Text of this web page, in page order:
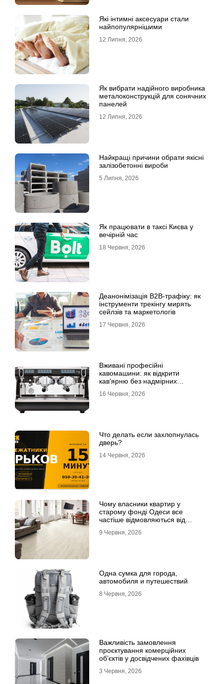
Які інтимні аксесуари стали
найпопулярнішими
12 Липня, 2026
Як вибрати надійного виробника
металоконструкцій для сонячних
панелей
12 Липня, 2026
Найкращі причини обрати якісні
залізобетонні вироби
5 Липня, 2026
Як працювати в таксі Києва у
вечірній час
18 Червня, 2026
Деанонімізація B2B-трафіку: як
інструменти трекінгу мирять
сейлзів та маркетологів
17 Червня, 2026
Вживані професійні
кавомашини: як відкрити
кав’ярню без надмірних
16 Червня, 2026
Что делать если захлопнулась
дверь?
14 Червня, 2026
Чому власники квартир у
старому фонді Одеси все
частіше відмовляються від
9 Червня, 2026
Одна сумка для города,
автомобиля и путешествий
8 Червня, 2026
Важливість замовлення
проєктування комерційних
об’єктів у досвідчених фахівців
3 Червня, 2026